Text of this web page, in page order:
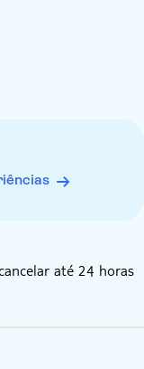
1-2 km
até 24 horas